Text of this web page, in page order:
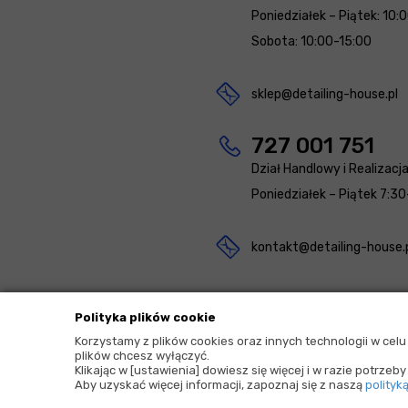
Polityka plików cookie
Korzystamy z plików cookies oraz innych technologii w
plików chcesz wyłączyć.
Klikając w [ustawienia] dowiesz się więcej i w razie
Aby uzyskać więcej informacji, zapoznaj się z naszą
Poniedziałek – Piątek:
Sobota: 10:00-15:00
sklep@detailing-house.pl
727 001 751
Dział Handlowy i
Poniedziałek – Piątek
kontakt@detailing-
2026 © Copyrights by |Detailing House